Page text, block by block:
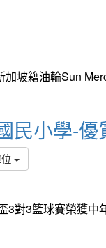
坡籍油輪Sun
民小學-優
3對3籃球賽榮獲中